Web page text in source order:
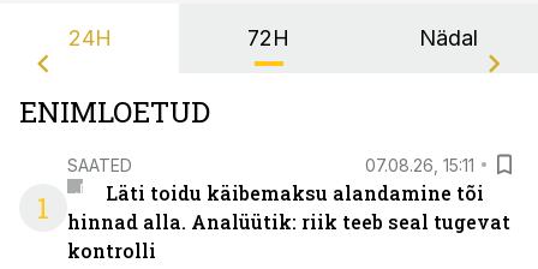
24H 72H Nädal
ENIMLOETUD
1
SAATED 07.08.26, 15:11
Läti toidu käibemaksu alandamine tõi
hinnad alla. Analüütik: riik teeb seal tugevat
kontrolli